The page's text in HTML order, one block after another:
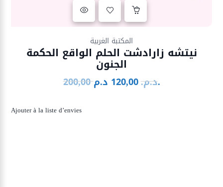
المكتبة الغربية
نيتشه زارادشت الحلم الواقع الحكمة
الجنون
200,00 د.م.
Le
120,00 د.م.Le
Ajouter à la liste d’envies